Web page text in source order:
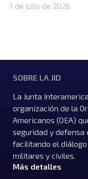
1 de julio de 2026
SOBRE LA JID
La Junta
organización de la
Americanos (OEA)
seguridad y defensa
facilitando el
militares y civiles.
Más detalles